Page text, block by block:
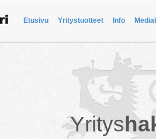
Etusivu Yritystuotteet Info
Yritys